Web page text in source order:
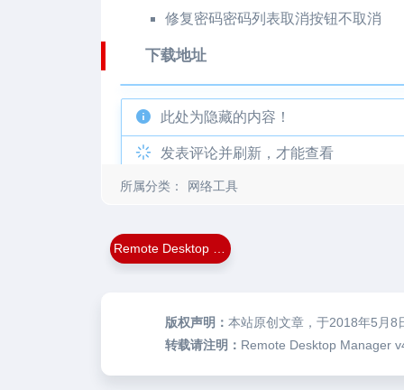
修复密码密码列表取消按钮不取消
下载地址
此处为隐藏的内容！
发表评论并刷新，才能查看
所属分类： 网络工具
版权声明： 本站原创文章，于2018年5月8
转载请注明： Remote Desktop Manager